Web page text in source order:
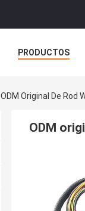
PRODUCTOS
ODM Original De Rod
ODM